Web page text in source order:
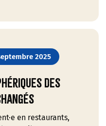
2025
des
en restaurants,